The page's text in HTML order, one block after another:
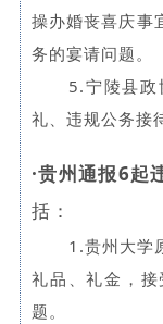
操办婚丧喜庆事
务的宴请问题。
5.宁陵县政
礼、违规公务接
·贵州通报6起
括：
1.贵州大学
礼品、礼金，
题。